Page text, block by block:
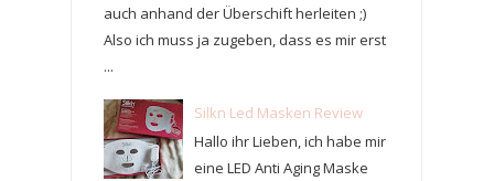
auch anhand der Überschift herleiten ;)
Also ich muss ja zugeben, dass es mir erst
...
Silkn Led Masken Review
Hallo ihr Lieben, ich habe mir
eine LED Anti Aging Maske